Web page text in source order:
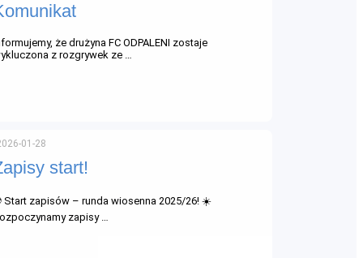
że drużyna FC ODPALENI zostaje
z rozgrywek ze …
start!
01-28
Start zapisów – runda wiosenna 2025/26! ☀️
zapisy …